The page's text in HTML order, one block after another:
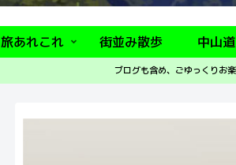
旅あれこれ 街並み散歩 中山
ブログも含め、ごゆっくりお